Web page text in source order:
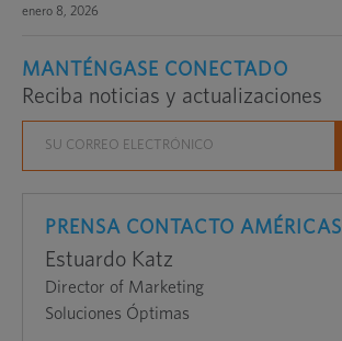
enero 8, 2026
MANTÉNGASE CONECTADO
Reciba noticias y actualizaciones
PRENSA CONTACTO AMÉRICAS
Estuardo Katz
Director of Marketing
Soluciones Óptimas